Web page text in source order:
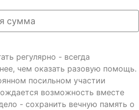
регулярно - всегда
чем оказать разовую помощь.
посильном участии
возможность вместе
- сохранить вечную память о